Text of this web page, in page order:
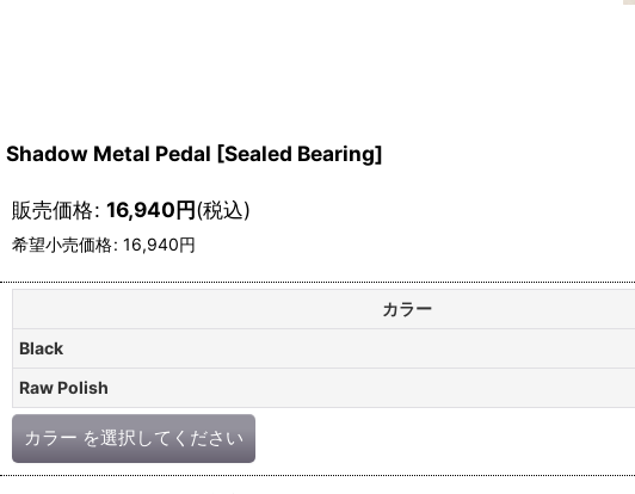
Shadow Metal Pedal [Sealed Bearing]
販売価格: 16,940円(税込)
希望小売価格: 16,940円
カラー
Black
Raw Polish
カラー を選択してください